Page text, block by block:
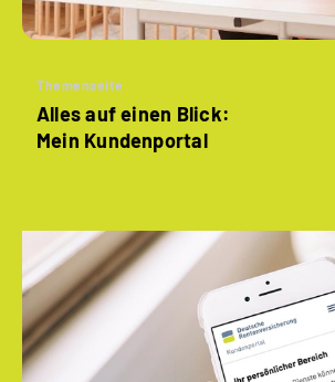
Themenseite
Alles auf einen Blick:
Mein Kundenportal